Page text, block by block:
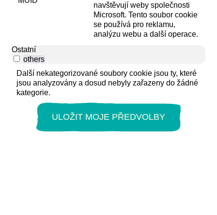
navštěvují weby společnosti
Microsoft. Tento soubor cookie
se používá pro reklamu,
analýzu webu a další operace.
Ostatní
others
Další nekategorizované soubory cookie jsou ty, které
jsou analyzovány a dosud nebyly zařazeny do žádné
kategorie.
ULOŽIT MOJE PŘEDVOLBY